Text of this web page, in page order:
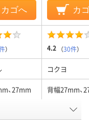
カゴへ カ
） 4.2 （30件）
コクヨ
、27mm 背幅27mm、
、～200
～200枚、180
枚